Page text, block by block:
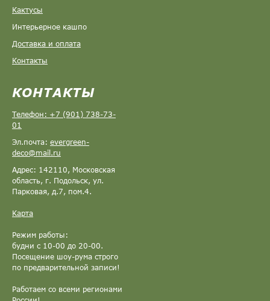
Кактусы
Интерьерное кашпо
Доставка и оплата
Контакты
КОНТАКТЫ
Телефон: +7 (901) 738-73-
01
Эл.почта: evergreen-
deco@mail.ru
Адрес: 142110, Московская
область, г. Подольск, ул.
Парковая, д.7, пом.4.
Карта
Режим работы:
будни с 10-00 до 20-00.
Посещение шоу-рума строго
по предварительной записи!
Работаем со всеми регионами